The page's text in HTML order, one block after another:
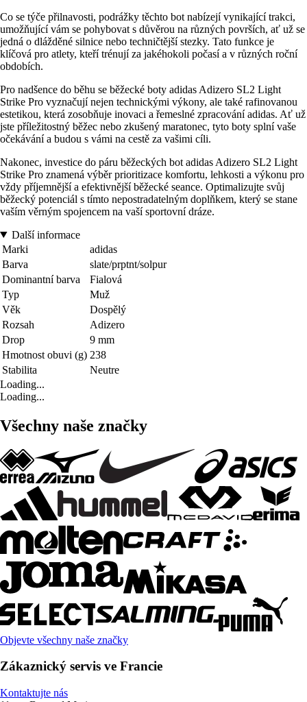
Co se týče přilnavosti, podrážky těchto bot nabízejí vynikající trakci,
umožňující vám se pohybovat s důvěrou na různých površích, ať už se
jedná o dlážděné silnice nebo techničtější stezky. Tato funkce je
klíčová pro atlety, kteří trénují za jakéhokoli počasí a v různých roční
obdobích.
Pro nadšence do běhu se běžecké boty adidas Adizero SL2 Light
Strike Pro vyznačují nejen technickými výkony, ale také rafinovanou
estetikou, která zosobňuje inovaci a řemeslné zpracování adidas. Ať už
jste příležitostný běžec nebo zkušený maratonec, tyto boty splní vaše
očekávání a budou s vámi na cestě za vašimi cíli.
Nakonec, investice do páru běžeckých bot adidas Adizero SL2 Light
Strike Pro znamená výběr prioritizace komfortu, lehkosti a výkonu pro
vždy příjemnější a efektivnější běžecké seance. Optimalizujte svůj
běžecký potenciál s tímto nepostradatelným doplňkem, který se stane
vaším věrným spojencem na vaší sportovní dráze.
Další informace
Marki
adidas
Barva
slate/prptnt/solpur
Dominantní barva
Fialová
Typ
Muž
Věk
Dospělý
Rozsah
Adizero
Drop
9 mm
Hmotnost obuvi (g) 238
Stabilita
Neutre
Loading...
Loading...
Všechny naše značky
Objevte všechny naše značky
Zákaznický servis ve Francie
Kontaktujte nás